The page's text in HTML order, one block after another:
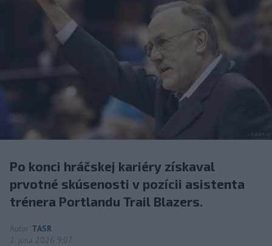
Po konci hráčskej kariéry získaval
prvotné skúsenosti v pozícii asistenta
trénera Portlandu Trail Blazers.
Autor TASR
2. júna 2026 9:07